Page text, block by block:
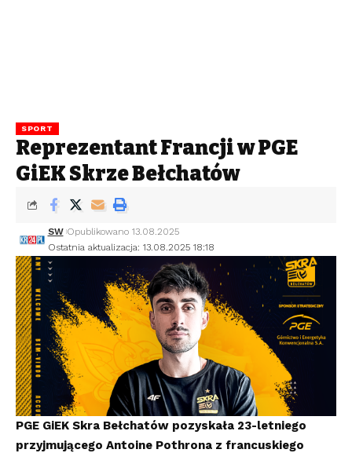
SPORT
Reprezentant Francji w PGE
GiEK Skrze Bełchatów
Ostatnia aktualizacja: 13.08.2025 18:18
SW Opublikowano 13.08.2025
PGE GiEK Skra Bełchatów pozyskała 23-letniego
przyjmującego Antoine Pothrona z francuskiego